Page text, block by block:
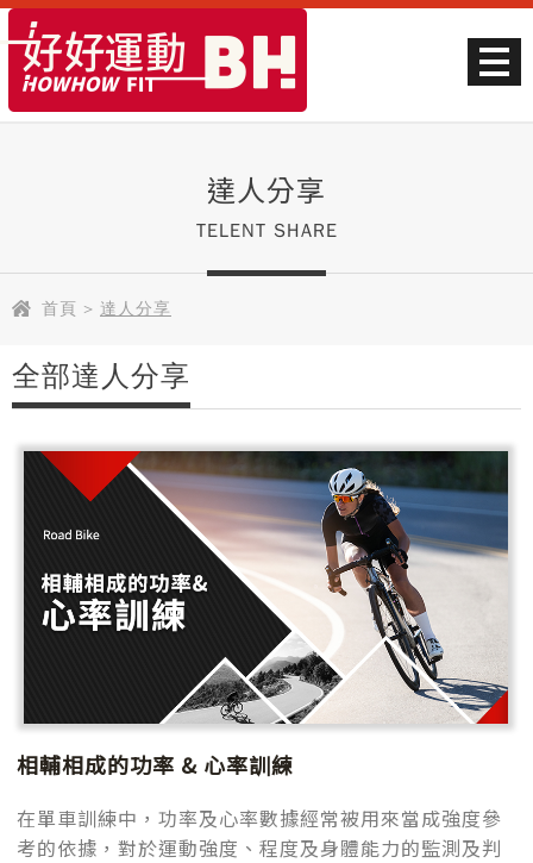
達人分享
TELENT SHARE
首頁 > 達人分享
全部達人分享
相輔相成的功率 & 心率訓練
在單車訓練中，功率及心率數據經常被用來當成強度參
考的依據，對於運動強度、程度及身體能力的監測及判